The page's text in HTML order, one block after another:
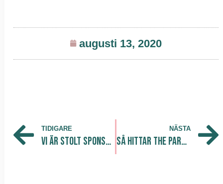
augusti 13, 2020
TIDIGARE
Vi är stolt sponsor till Peter och hans företag Frost Limited
NÄSTA
Så hittar The Park balansen mellan kontor och karantän